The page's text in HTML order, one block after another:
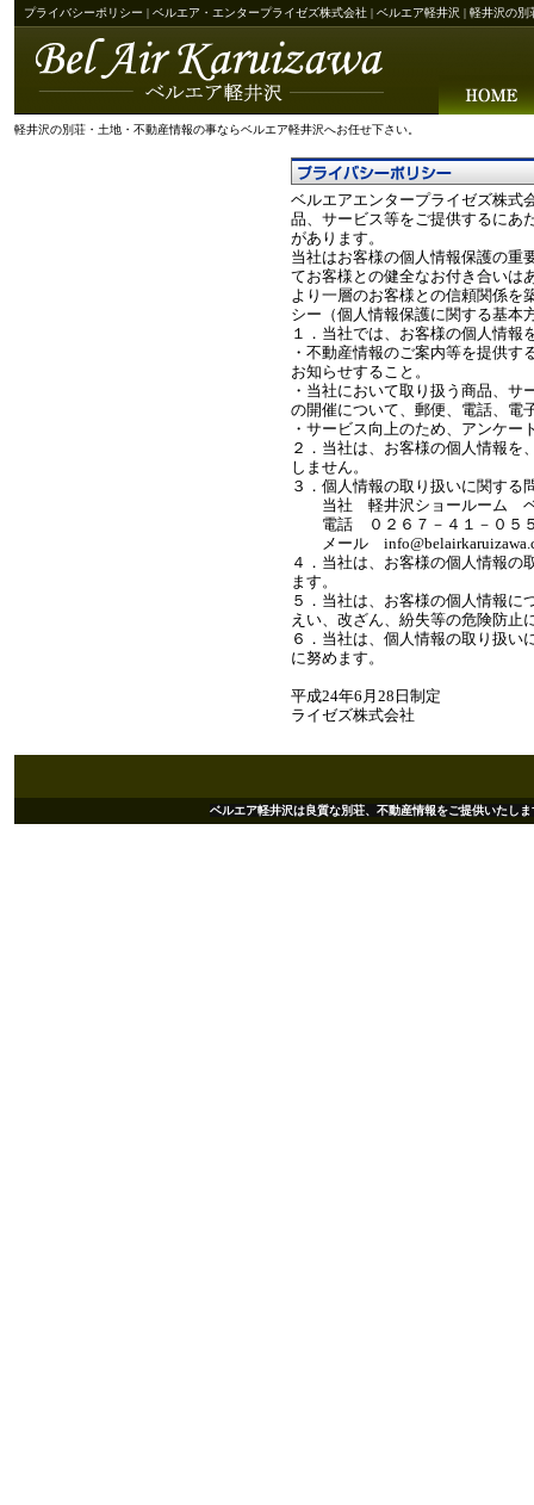
プライバシーポリシー | ベルエア・エンタープライゼズ株式会社 | ベルエア軽井沢 | 軽井沢の
軽井沢の別荘・土地・不動産情報の事ならベルエア軽井沢へお任せ下さい。
ベルエアエンタープライゼズ株式
品、サービス等をご提供するにあ
があります。
当社はお客様の個人情報保護の重
てお客様との健全なお付き合いは
より一層のお客様との信頼関係を
シー（個人情報保護に関する基本
１．当社では、お客様の個人情報
・不動産情報のご案内等を提供
お知らせすること。
・当社において取り扱う商品、
の開催について、郵便、電話、電
・サービス向上のため、アンケー
２．当社は、お客様の個人情報を
しません。
３．個人情報の取り扱いに関する
当社 軽井沢ショールーム ベ
電話 ０２６７－４１－０５
メール
４．当社は、お客様の個人情報の
ます。
５．当社は、お客様の個人情報に
えい、改ざん、紛失等の危険防止
６．当社は、個人情報の取り扱い
に努めます。
平成24年6月28日
ライゼズ株式会社
ベルエア軽井沢は良質な別荘、不動産情報をご提供いた